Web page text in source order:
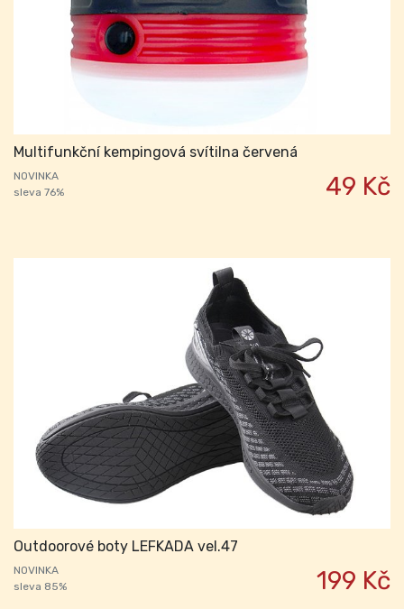
Multifunkční kempingová svítilna červená
NOVINKA
sleva 76%
49 Kč
Outdoorové boty LEFKADA vel.47
NOVINKA
sleva 85%
199 Kč